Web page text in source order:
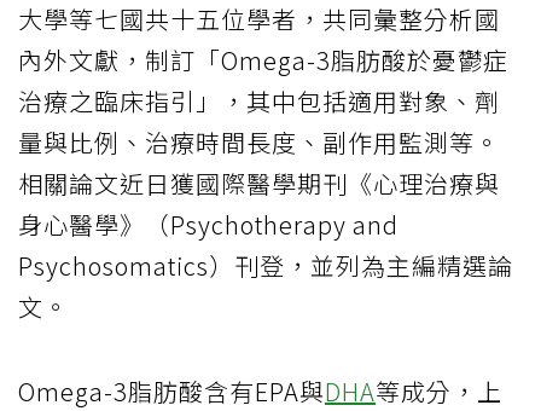
大學等七國共十五位學者，共同彙整分析國
內外文獻，制訂「Omega-3脂肪酸於憂鬱症
治療之臨床指引」，其中包括適用對象、劑
量與比例、治療時間長度、副作用監測等。
相關論文近日獲國際醫學期刊《心理治療與
身心醫學》（Psychotherapy and
Psychosomatics）刊登，並列為主編精選論
文。
Omega-3脂肪酸含有EPA與DHA等成分，上